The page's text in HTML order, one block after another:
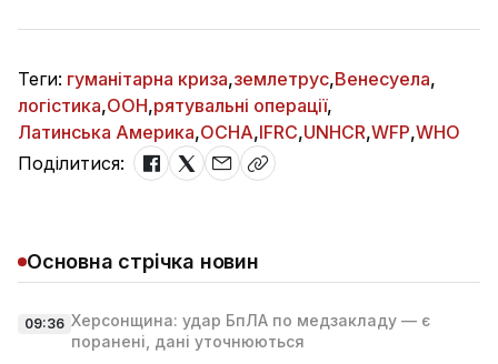
Теги: гуманітарна криза,землетрус,Венесуела,
логістика,ООН,рятувальні операції,
Латинська Америка,OCHA,IFRC,UNHCR,WFP,WHO
Поділитися:
Основна стрічка новин
09:36 Херсонщина: удар БпЛА по медзакладу — є
поранені, дані уточнюються